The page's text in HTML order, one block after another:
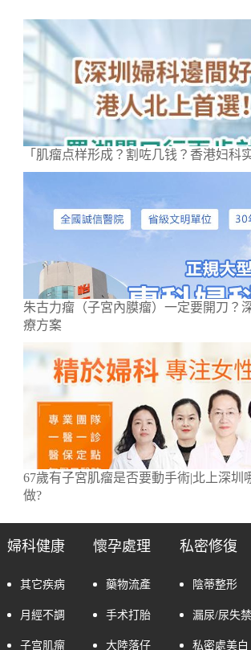
「肌瘤点样形成？割咗几钱？香港妇科
朱古力瘤（子宮內膜瘤）一定要開刀？
療方案
67歲有子宮肌瘤是否要動手術|北上深圳
做?
婦科健康
其它疾病
月經不調
子宫肌瘤
懷孕處理
藥物流產
手术打胎
大陸落仔
私密修復
陰蒂整形
漏尿/尿失禁
私密處美白